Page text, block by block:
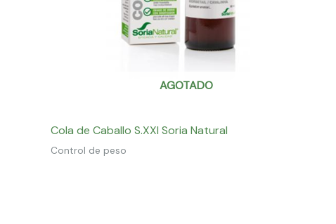
AGOTADO
Cola de Caballo S.XXI Soria Natural
Control de peso